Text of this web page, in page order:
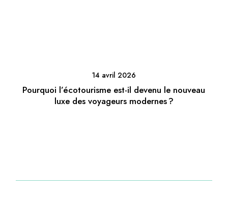
Pourquoi l’écotourisme est-il devenu le nouveau
luxe des voyageurs modernes ?